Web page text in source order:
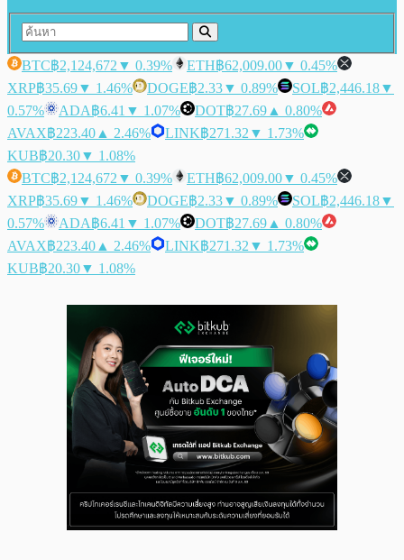
BTC฿2,124,672 ▼ 0.39% ETH฿62,009.00▼ 0.45%
XRP฿35.69▼ 1.46% DOGE฿2.33▼ 0.89% SOL฿2,446.18▼
0.57%
ADA฿6.41 ▼ 1.07% DOT฿27.69 ▲ 0.80%
AVAX฿223.40 ▲ 2.46% LINK฿271.32 ▼ 1.73%
KUB฿20.30▼ 1.08%
BTC฿2,124,672 ▼ 0.39% ETH฿62,009.00▼ 0.45%
XRP฿35.69▼ 1.46% DOGE฿2.33▼ 0.89% SOL฿2,446.18▼
0.57%
ADA฿6.41 ▼ 1.07% DOT฿27.69 ▲ 0.80%
AVAX฿223.40 ▲ 2.46% LINK฿271.32 ▼ 1.73%
KUB฿20.30▼ 1.08%